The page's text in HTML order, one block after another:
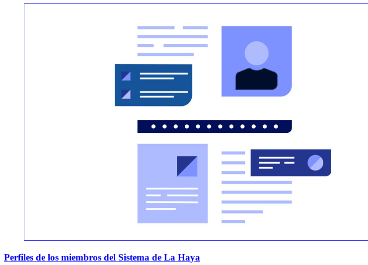
Perfiles de los miembros del Sistema de La Haya